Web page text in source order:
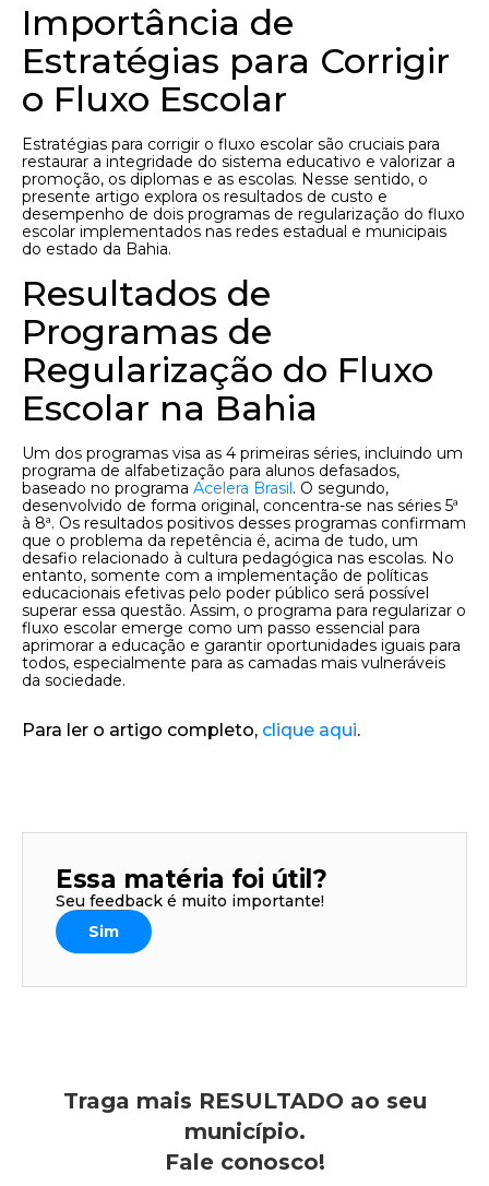
Importância de
Estratégias para Corrigir
o Fluxo Escolar
Estratégias para corrigir o fluxo escolar são cruciais para
restaurar a integridade do sistema educativo e valorizar a
promoção, os diplomas e as escolas. Nesse sentido, o
presente artigo explora os resultados de custo e
desempenho de dois programas de regularização do fluxo
escolar implementados nas redes estadual e municipais
do estado da Bahia.
Resultados de
Programas de
Regularização do Fluxo
Escolar na Bahia
Um dos programas visa as 4 primeiras séries, incluindo um
programa de alfabetização para alunos defasados,
baseado no programa Acelera Brasil. O segundo,
desenvolvido de forma original, concentra-se nas séries 5ª
à 8ª. Os resultados positivos desses programas confirmam
que o problema da repetência é, acima de tudo, um
desafio relacionado à cultura pedagógica nas escolas. No
entanto, somente com a implementação de políticas
educacionais efetivas pelo poder público será possível
superar essa questão. Assim, o programa para regularizar o
fluxo escolar emerge como um passo essencial para
aprimorar a educação e garantir oportunidades iguais para
todos, especialmente para as camadas mais vulneráveis
da sociedade.
Para ler o artigo completo, clique aqui.
Essa matéria foi útil?
Seu feedback é muito importante!
Sim
Traga mais RESULTADO ao seu
município.
Fale conosco!